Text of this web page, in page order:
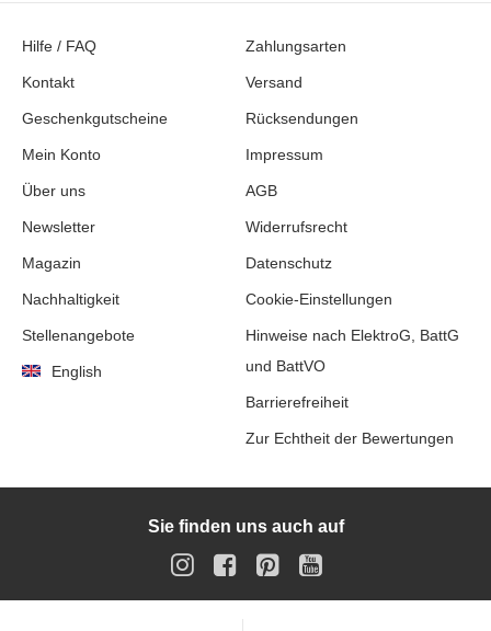
Hilfe / FAQ
Kontakt
Geschenkgutscheine
Mein Konto
Über uns
Newsletter
Magazin
Nachhaltigkeit
Stellenangebote
English
Zahlungsarten
Versand
Rücksendungen
Impressum
AGB
Widerrufsrecht
Datenschutz
Cookie-Einstellungen
Hinweise nach ElektroG, BattG
und BattVO
Barrierefreiheit
Zur Echtheit der Bewertungen
Sie finden uns auch auf
InstagramFacebookPinterestYouTube